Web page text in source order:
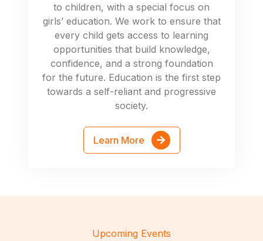
to children, with a special focus on
girls’ education. We work to ensure that
every child gets access to learning
opportunities that build knowledge,
confidence, and a strong foundation
for the future. Education is the first step
towards a self-reliant and progressive
society.
Learn More
Upcoming Events